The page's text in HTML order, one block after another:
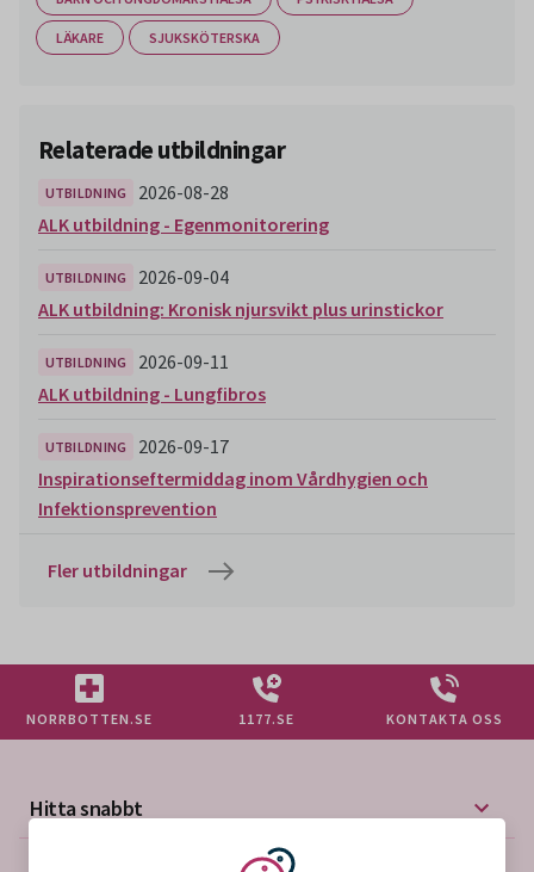
LÄKARE SJUKSKÖTERSKA
Relaterade utbildningar
UTBILDNING
2026-08-28
ALK utbildning - Egenmonitorering
UTBILDNING
2026-09-04
ALK utbildning: Kronisk njursvikt plus urinstickor
UTBILDNING
2026-09-11
ALK utbildning - Lungfibros
UTBILDNING
2026-09-17
Inspirationseftermiddag inom Vårdhygien och
Infektionsprevention
Fler utbildningar
NORRBOTTEN.SE 1177.SE KONTAKTA OSS
Hitta snabbt